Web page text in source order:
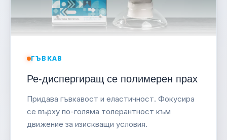
ГЪВКАВ
Ре-диспергиращ се полимерен прах
Придава гъвкавост и еластичност. Фокусира
се върху по-голяма толерантност към
движение за изискващи условия.